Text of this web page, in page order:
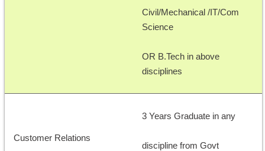
Civil/Mechanical /IT/Com
Science
OR B.Tech in above
disciplines
Customer Relations
3 Years Graduate in any
discipline from Govt